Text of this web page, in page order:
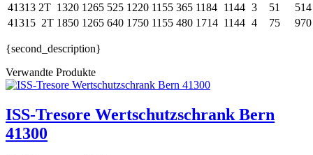
41313 2T 1320 1265 525 1220 1155 365 1184 1144 3 51
514
41315 2T 1850 1265 640 1750 1155 480 1714 1144 4 75 970
{second_description}
Verwandte Produkte
ISS-Tresore Wertschutzschrank Bern
41300